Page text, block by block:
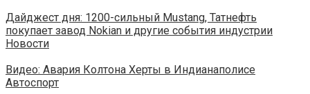
Дайджест дня: 1200-сильный Mustang, Татнефть
покупает завод Nokian и другие события индустрии
Новости
Видео: Авария Колтона Херты в Индианаполисе
Автоспорт